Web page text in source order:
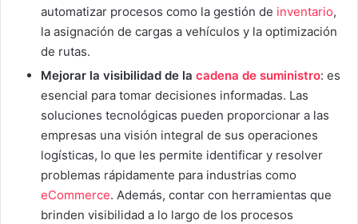
automatizar procesos como la gestión de inventario,
la asignación de cargas a vehículos y la optimización
de rutas.
Mejorar la visibilidad de la cadena de suministro: es
esencial para tomar decisiones informadas. Las
soluciones tecnológicas pueden proporcionar a las
empresas una visión integral de sus operaciones
logísticas, lo que les permite identificar y resolver
problemas rápidamente para industrias como
eCommerce. Además, contar con herramientas que
brinden visibilidad a lo largo de los procesos